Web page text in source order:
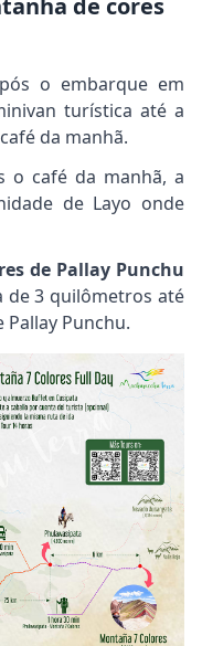
de cores
o embarque em
turística até a
da manhã.
o café da manhã, a
de Layo onde
de Pallay Punchu
de 3 quilômetros até
Punchu.